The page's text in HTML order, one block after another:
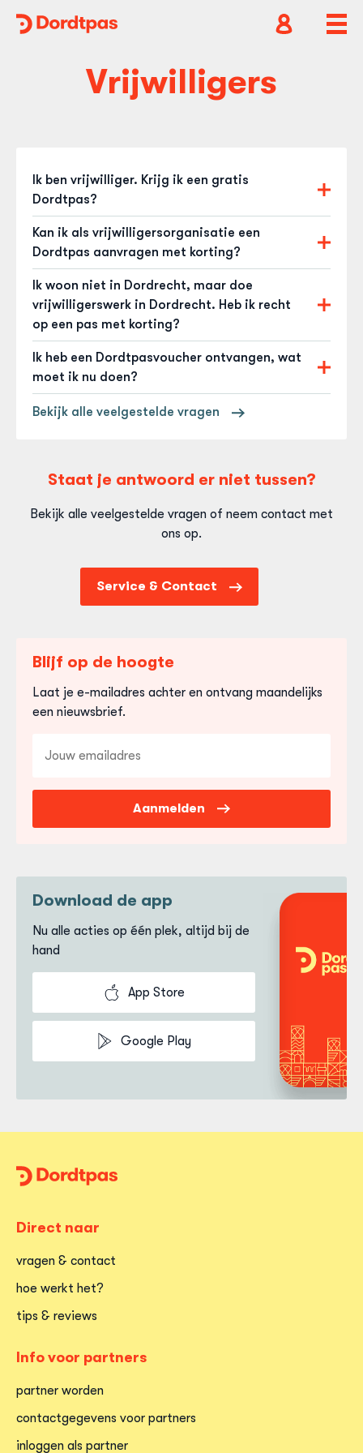
Dordtpas
Vrijwilligers
Ik ben vrijwilliger. Krijg ik een gratis
Dordtpas?
Dordtse organisaties kunnen met 50% korting een
Dordtpas aanschaffen (normale prijs € 50,-) als ze
voldoen aan de voorwaarden. Je krijgt de Dordtpas
eventueel via jouw vrijwilligersorganisatie. Kijk voor
meer informatie op de website vanInzet078!
Kan ik als vrijwilligersorganisatie een
Dordtpas aanvragen met korting?
Dat kan zeker! Dordtse organisaties kunnen met
50% korting (normale prijs € 50,-) een Dordtpas
aanschaffen voor vrijwilligers. Kijk voor de
voorwaarden en meer informatie op de website van
Inzet078!.
Ik woon niet in Dordrecht, maar doe
vrijwilligerswerk in Dordrecht. Heb ik recht
op een pas met korting?
Dordtse organisaties kunnen met 50% korting
(normale prijs € 50,-) een Dordtpas aanschaffen
vrijwilligerswerk doen maar hier niet wonen. Kijk
Ik heb een Dordtpasvoucher ontvangen, wat
moet ik nu doen?
Heb je een Dordtpasvoucher ontvangen, dan kun je
daarmee gratis of met korting de Dordtpas
het kindtarief van €12,50? Doe dat dan in dezelfde
Bekijk alle veelgestelde vragen
Staat je antwoord er niet tussen?
Bekijk alle veelgestelde vragen of neem contact met
ons op.
Service & Contact
Blijf op de hoogte
Laat je e-mailadres achter en ontvang maandelijks
een nieuwsbrief.
mailadres
Aanmelden
Download de app
Nu alle acties op één plek, altijd bij de
hand
App Store
Google Play
Dordtpas
Direct naar
vragen & contact
hoe werkt het?
tips & reviews
Info voor partners
partner worden
contactgegevens voor partners
inloggen als partner